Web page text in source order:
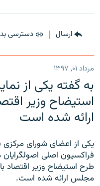
ارسال دسترسی
مرداد ۰۱, ۱۳۹۷
به گفته یکی از
استیضاح وزیر
ارائه شده است
یکی از اعضای شورای
فراکسیون اصلی
مجلس ارائه شده است.